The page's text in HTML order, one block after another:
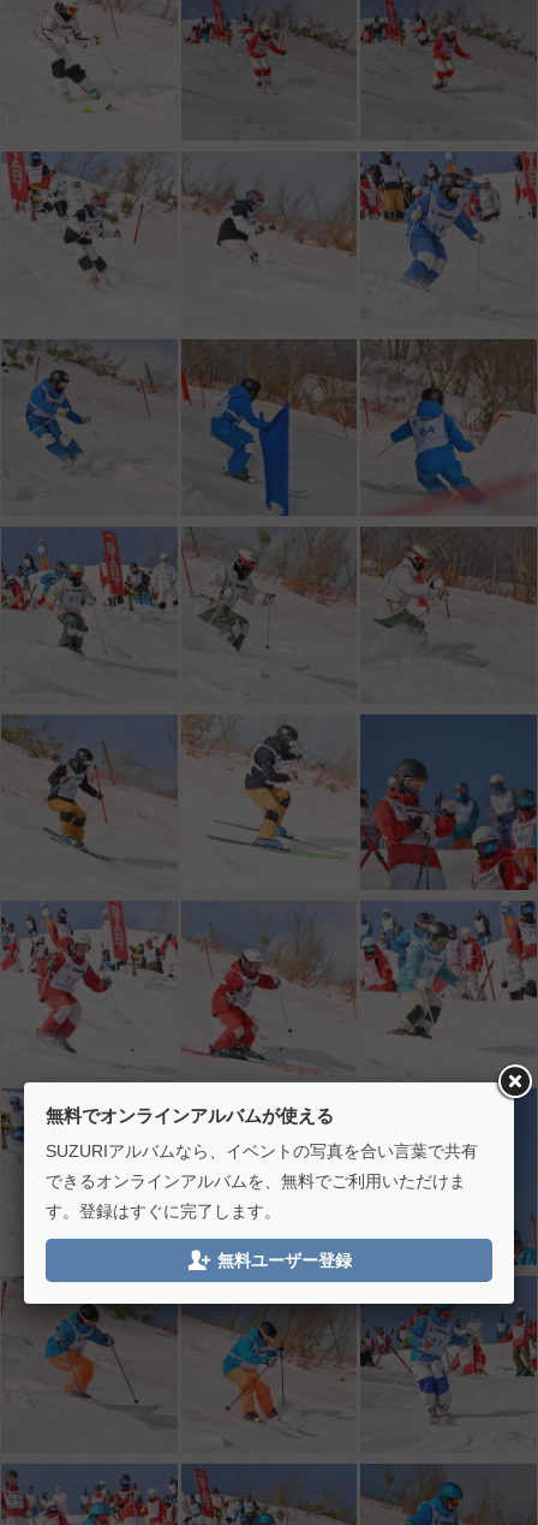
無料でオンラインアルバムが使える
SUZURIアルバムなら、イベントの写真を合い言葉で共有
できるオンラインアルバムを、無料でご利用いただけま
す。登録はすぐに完了します。
 無料ユーザー登録